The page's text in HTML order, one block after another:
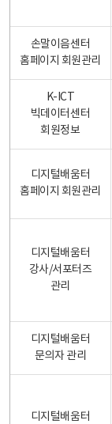
손말이음센터
홈페이지 회원관리
K-ICT
빅데이터센터
회원정보
디지털배움터
홈페이지 회원관리
디지털배움터
강사/서포터즈
관리
디지털배움터
문의자 관리
디지털배움터